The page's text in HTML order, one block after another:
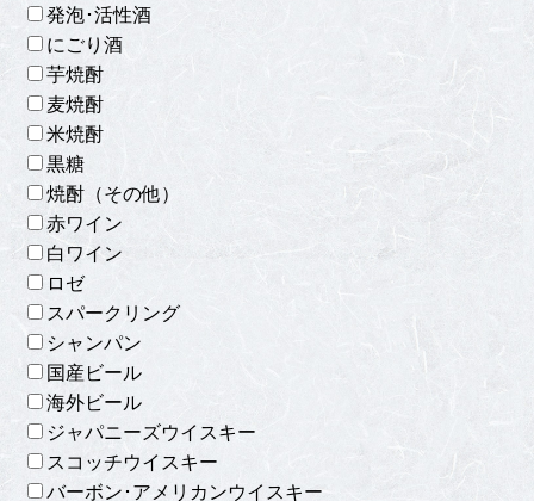
発泡･活性酒
にごり酒
芋焼酎
麦焼酎
米焼酎
黒糖
焼酎（その他）
赤ワイン
白ワイン
ロゼ
スパークリング
シャンパン
国産ビール
海外ビール
ジャパニーズウイスキー
スコッチウイスキー
バーボン･アメリカンウイスキー